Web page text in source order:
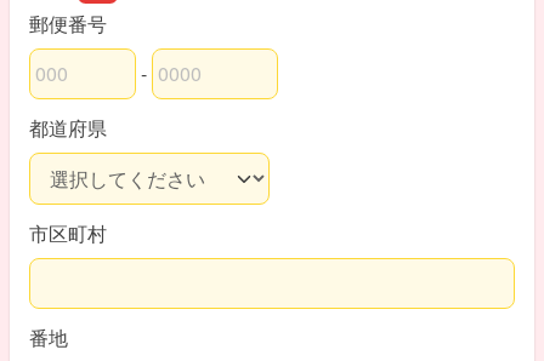
郵便番号
郵便番号の上3桁
-
郵便番号の下4桁
都道府県
市区町村
番地